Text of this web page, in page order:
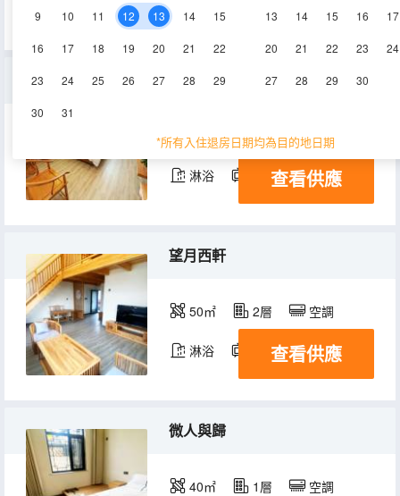
9 10 11 12 13 14 15
16 17 18 19 20 21 22
23 24 25 26 27 28 29
30 31
13 14 15 16 17
20 21 22 23 24
27 28 29 30
*所有入住退房日期均為目的地日期
兩岸青山
30㎡ 1層 空調
淋浴 電視機
查看供應
望月西軒
50㎡ 2層 空調
淋浴 電視機
查看供應
微人與歸
40㎡ 1層 空調